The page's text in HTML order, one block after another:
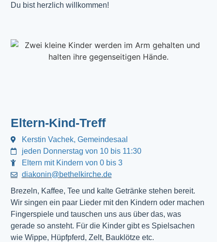
Du bist herzlich willkommen!
Eltern-Kind-Treff
Kerstin Vachek, Gemeindesaal
jeden Donnerstag von 10 bis 11:30
Eltern mit Kindern von 0 bis 3
diakonin@bethelkirche.de
Brezeln, Kaffee, Tee und kalte Getränke stehen bereit.
Wir singen ein paar Lieder mit den Kindern oder machen
Fingerspiele und tauschen uns aus über das, was
gerade so ansteht. Für die Kinder gibt es Spielsachen
wie Wippe, Hüpfpferd, Zelt, Bauklötze etc.